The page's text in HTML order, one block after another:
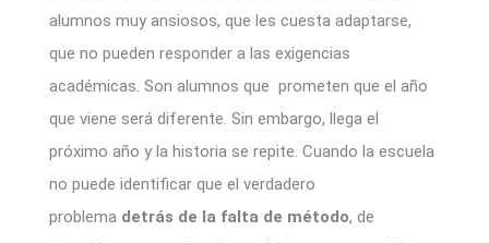
alumnos muy ansiosos, que les cuesta adaptarse,
que no pueden responder a las exigencias
académicas. Son alumnos que prometen que el año
que viene será diferente. Sin embargo, llega el
próximo año y la historia se repite. Cuando la escuela
no puede identificar que el verdadero
problema detrás de la falta de método, de